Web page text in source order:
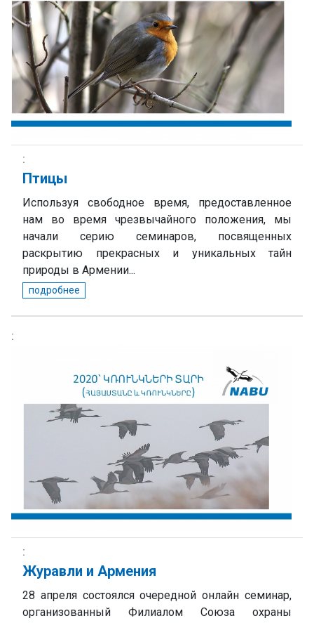
Птицы
Используя свободное время, предоставленное
нам во время чрезвычайного положения, мы
начали серию семинаров, посвященных
раскрытию прекрасных и уникальных тайн
природы в Армении...
подробнее
Журавли и Армения
28 апреля состоялся очередной онлайн семинар,
организованный Филиалом Союза охраны